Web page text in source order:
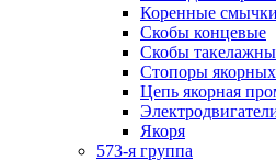
Коренные смычки
Скобы концевые
Скобы
Стопоры
Цепь якорная
Якоря
573-я группа